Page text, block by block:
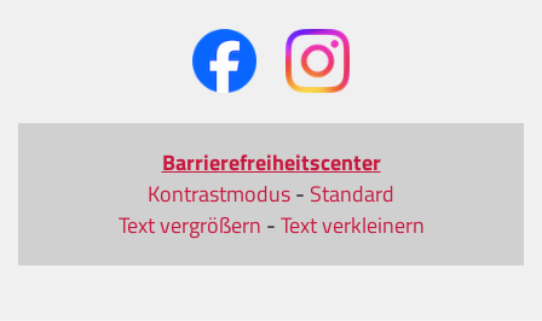
Barrierefreiheitscenter
Kontrastmodus- Standard
Text vergrößern -Text verkleinern